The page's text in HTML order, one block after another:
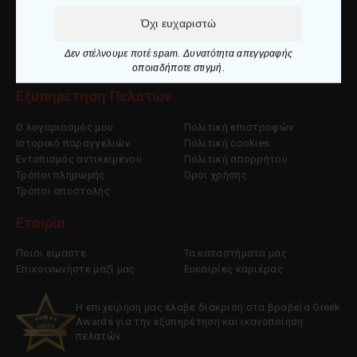
Εξυπηρέτηση Πελατών
Ο λογαριασμός μου
Ιστορικό παραγγελιών
Εντοπισμός αντικειμένου
Τρόποι πληρωμής
Τρόποι αποστολής
Πολιτική επιστροφών
Πολιτική cookies
Πολιτική απορρήτου
Όροι χρήσης
Εταιρία
Ποιοι είμαστε
Επικοινωνήστε μαζί μας
Τα καταστήματα μας
Ευκαιρίες καριέρας
Η επιχείρηση μας έλαβε διάκριση στα βραβεία Greek
Awards για την εξυπηρέτηση και ικανοποίηση
πελατών.
Όχι ευχαριστώ
Δεν στέλνουμε ποτέ spam. Δυνατότητα απεγγραφής
οποιαδήποτε στιγμή.